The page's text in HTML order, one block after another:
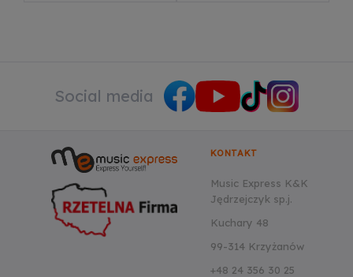
Social media
KONTAKT
Music Express K&K
Jędrzejczyk sp.j.
Kuchary 48
99-314 Krzyżanów
+48 24 356 30 25